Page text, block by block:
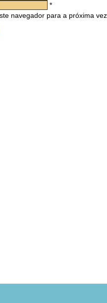
*
navegador para a próxima